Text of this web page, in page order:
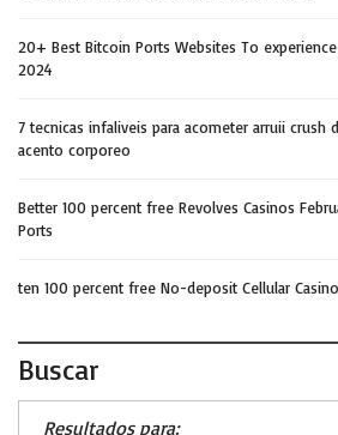
20+ Best Bitcoin Ports Websites To
2024
7 tecnicas infaliveis para acometer arruii crush
acento corporeo
Better 100 percent free Revolves Casinos
Ports
ten 100 percent free No-deposit Cellular
Buscar